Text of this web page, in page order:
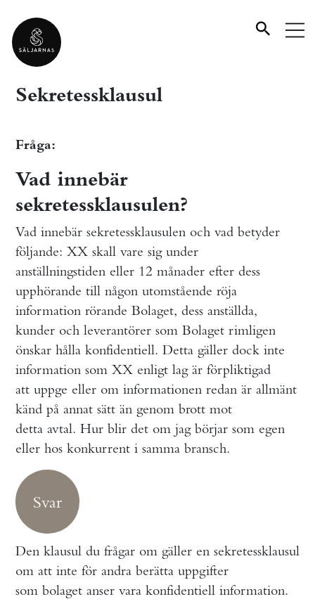
Sekretessklausul
Fråga:
Vad innebär
sekretessklausulen?
Vad innebär sekretessklausulen och vad betyder
följande: XX skall vare sig under
anställningstiden eller 12 månader efter dess
upphörande till någon utomstående röja
information rörande Bolaget, dess anställda,
kunder och leverantörer som Bolaget rimligen
önskar hålla konfidentiell. Detta gäller dock inte
information som XX enligt lag är förpliktigad
att uppge eller om informationen redan är allmänt
känd på annat sätt än genom brott mot
detta avtal. Hur blir det om jag börjar som egen
eller hos konkurrent i samma bransch.
Svar
Den klausul du frågar om gäller en sekretessklausul
om att inte för andra berätta uppgifter
som bolaget anser vara konfidentiell information.